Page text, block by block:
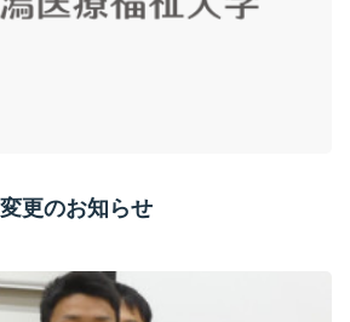
更のお知らせ